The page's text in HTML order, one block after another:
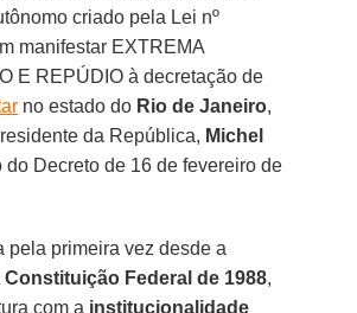
criado pela Lei nº
manifestar EXTREMA
E REPÚDIO à decretação de
no estado do Rio de Janeiro,
da República, Michel
do Decreto de 16 de fevereiro de
pela primeira vez desde a
Constituição Federal de 1988,
com a institucionalidade